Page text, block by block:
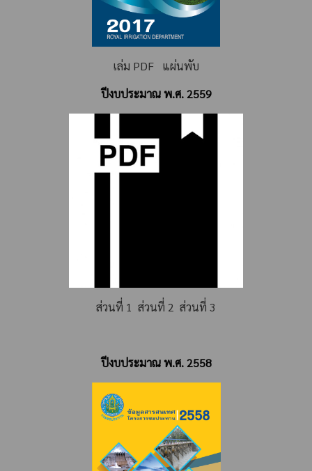
เล่ม PDF
แผ่นพับ
ปีงบประมาณ พ.ศ. 2559
ส่วนที่ 1 ส่วนที่ 2 ส่วนที่ 3
ปีงบประมาณ พ.ศ. 2558